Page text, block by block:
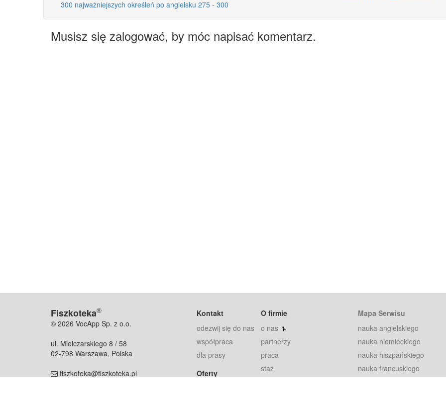
300 najważniejszych określeń po angielsku 275 - 300
Musisz się zalogować, by móc napisać komentarz.
Fiszkoteka®
© 2026 VocApp Sp. z o.o.
ul. Mielczarskiego 8 / 58
02-798 Warszawa, Polska
fiszkoteka@fiszkoteka.pl
Kontakt
odezwij się do nas
współpraca
dla prasy
Oferty
O firmie
o nas
partnerzy
praca
staż
Mapa Serwisu
nauka angielskiego
nauka niemieckiego
nauka hiszpańskiego
nauka francuskiego